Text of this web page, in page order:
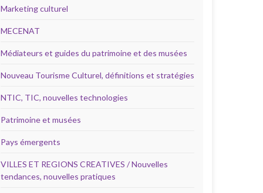
Marketing culturel
MECENAT
Médiateurs et guides du patrimoine et des musées
Nouveau Tourisme Culturel, définitions et stratégies
NTIC, TIC, nouvelles technologies
Patrimoine et musées
Pays émergents
VILLES ET REGIONS CREATIVES / Nouvelles
tendances, nouvelles pratiques